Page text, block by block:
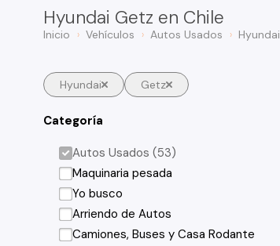
Hyundai Getz en Chile
Inicio Vehículos Autos Usados Hyundai
Hyundai Getz
Categoría
Autos Usados (53)
Maquinaria pesada
Yo busco
Arriendo de Autos
Camiones, Buses y Casa Rodante